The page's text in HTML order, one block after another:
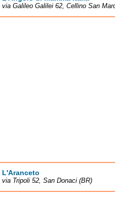
via Galileo Galilei 62, Cellino San
L'Aranceto
via Tripoli 52, San Donaci (BR)